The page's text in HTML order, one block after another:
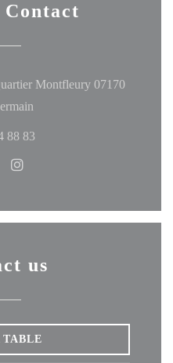
Montfleury 07170
((opens in a new window))
88 83
((opens in a new
us
TABLE